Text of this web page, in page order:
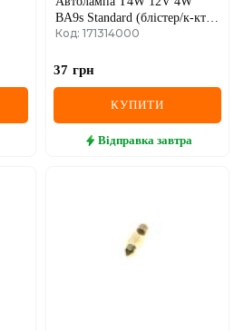
BA9s Standard (блістер/к-кт 2
шт)
Код: 171314000
37 грн
КУПИТИ
Відправка завтра